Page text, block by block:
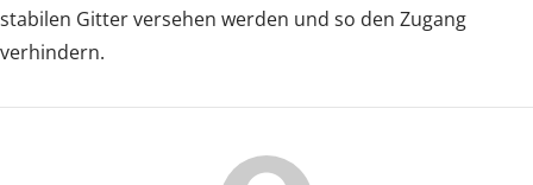
stabilen Gitter versehen werden und so den Zugang
verhindern.